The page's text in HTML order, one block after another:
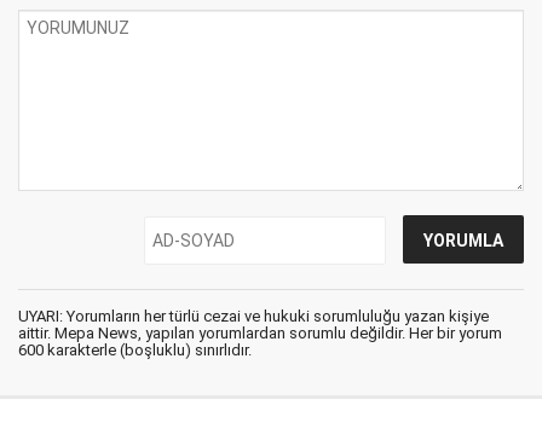
UYARI: Yorumların her türlü cezai ve hukuki sorumluluğu yazan kişiye
aittir. Mepa News, yapılan yorumlardan sorumlu değildir. Her bir yorum
600 karakterle (boşluklu) sınırlıdır.